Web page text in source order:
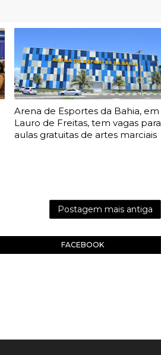
Arena de Esportes da Bahia, em
Lauro de Freitas, tem vagas para
aulas gratuitas de artes marciais
Postagem mais antiga
FACEBOOK